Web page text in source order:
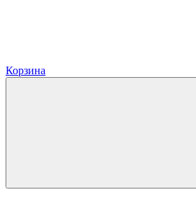
Корзина